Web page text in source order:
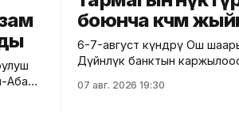
Абад
боюнча көчмө
6-7-август күндөрү Ош
Дүйнөлүк банктын
ашырылып жаткан "Ош
07 авг. 2026 19:30